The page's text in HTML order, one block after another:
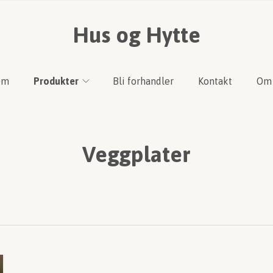
Hus og Hytte
Produkter Bli forhandler Kontakt
Veggplater